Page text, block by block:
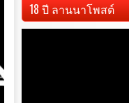
18 ปี ลานนาโพสต์